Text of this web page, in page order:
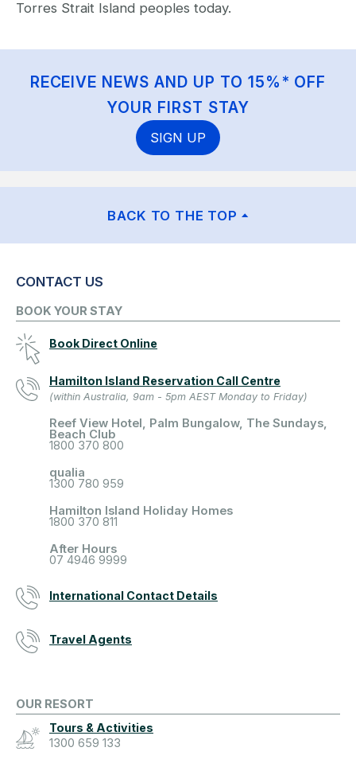
Torres Strait Island peoples today.
RECEIVE NEWS AND UP TO 15%* OFF
YOUR FIRST STAY
SIGN UP
BACK TO THE TOP
CONTACT US
BOOK YOUR STAY
Book Direct Online
Hamilton Island Reservation Call Centre
(within Australia, 9am - 5pm AEST Monday to Friday)
Reef View Hotel, Palm Bungalow, The Sundays,
Beach Club
1800 370 800
qualia
1300 780 959
Hamilton Island Holiday Homes
1800 370 811
After Hours
07 4946 9999
International Contact Details
Travel Agents
OUR RESORT
Tours & Activities
1300 659 133